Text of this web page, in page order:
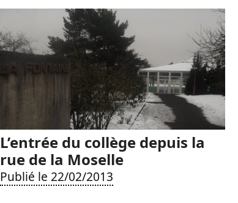
L’entrée du collège depuis la
rue de la Moselle
Publié le 22/02/2013